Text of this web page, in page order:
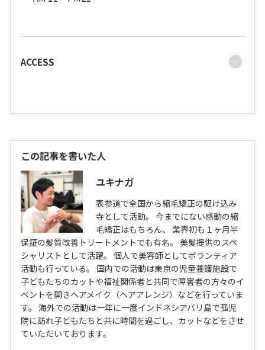
ACCESS
この記事を書いた人
ユキナガ
表参道で全国から縮毛矯正の駆け込み
寺として活動。 今までにない感動の縮
毛矯正はもちろん、 業界初も１ヶ月半
保証の髪質改善トリートメントでも有名。 美髪提供のスペ
シャリストとして活躍。 個人で美容師としてボランティア
活動も行っている。 国内での活動は東京の児童養護施設で
子どもたちのカットや福祉関係者と共同で障害者の方々のイ
ベントを開きヘアメイク（ヘアアレンジ）などを行っていま
す。 海外での活動は一年に一度インドネシアバリ島で孤児
院に訪れ子どもたちと共に時間を過ごし、カットなどをさせ
ていただいております。